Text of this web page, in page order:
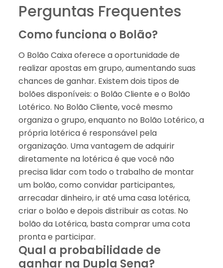
Perguntas Frequentes
Como funciona o Bolão?
O Bolão Caixa oferece a oportunidade de
realizar apostas em grupo, aumentando suas
chances de ganhar. Existem dois tipos de
bolões disponíveis: o Bolão Cliente e o Bolão
Lotérico. No Bolão Cliente, você mesmo
organiza o grupo, enquanto no Bolão Lotérico, a
própria lotérica é responsável pela
organização. Uma vantagem de adquirir
diretamente na lotérica é que você não
precisa lidar com todo o trabalho de montar
um bolão, como convidar participantes,
arrecadar dinheiro, ir até uma casa lotérica,
criar o bolão e depois distribuir as cotas. No
bolão da Lotérica, basta comprar uma cota
pronta e participar.
Qual a probabilidade de
ganhar na Dupla Sena?